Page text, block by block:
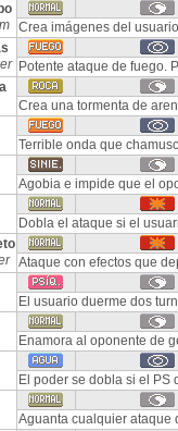
Crea imágenes del
Potente ataque de fuego.
Crea una tormenta de
Terrible onda que
Agobia e impide que el
Dobla el ataque si el
Ataque con efectos que
El usuario duerme dos
Enamora al oponente de
El poder se dobla si el PS
Aguanta cualquier ataque